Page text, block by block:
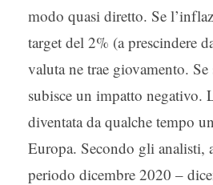
modo quasi diretto. Se
target del 2% (a prescindere
valuta ne trae giovamento.
subisce un impatto negativo.
diventata da qualche tempo
Europa. Secondo gli analisti,
periodo dicembre 2020 –